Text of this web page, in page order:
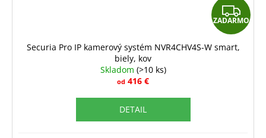
Z
A
ZADARMO
Securia Pro IP kamerový systém NVR4CHV4S-W smart,
biely, kov
Skladom (>10 ks)
od 416 €
DETAIL